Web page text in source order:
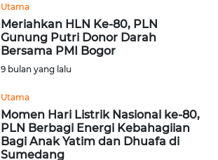
Utama
Meriahkan HLN Ke-80, PLN
Gunung Putri Donor Darah
Bersama PMI Bogor
9 bulan yang lalu
Utama
Momen Hari Listrik Nasional ke-80,
PLN Berbagi Energi Kebahagiian
Bagi Anak Yatim dan Dhuafa di
Sumedang